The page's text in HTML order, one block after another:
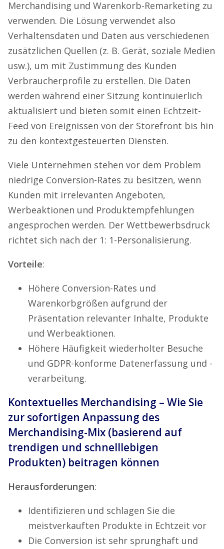
Merchandising und Warenkorb-Remarketing zu
verwenden. Die Lösung verwendet also
Verhaltensdaten und Daten aus verschiedenen
zusätzlichen Quellen (z. B. Gerät, soziale Medien
usw.), um mit Zustimmung des Kunden
Verbraucherprofile zu erstellen. Die Daten
werden während einer Sitzung kontinuierlich
aktualisiert und bieten somit einen Echtzeit-
Feed von Ereignissen von der Storefront bis hin
zu den kontextgesteuerten Diensten.
Viele Unternehmen stehen vor dem Problem
niedrige Conversion-Rates zu besitzen, wenn
Kunden mit irrelevanten Angeboten,
Werbeaktionen und Produktempfehlungen
angesprochen werden. Der Wettbewerbsdruck
richtet sich nach der 1: 1-Personalisierung.
Vorteile:
Höhere Conversion-Rates und
Warenkorbgrößen aufgrund der
Präsentation relevanter Inhalte, Produkte
und Werbeaktionen.
Höhere Häufigkeit wiederholter Besuche
und GDPR-konforme Datenerfassung und -
verarbeitung.
Kontextuelles Merchandising – Wie Sie
zur sofortigen Anpassung des
Merchandising-Mix (basierend auf
trendigen und schnelllebigen
Produkten) beitragen können
Herausforderungen:
Identifizieren und schlagen Sie die
meistverkauften Produkte in Echtzeit vor
Die Conversion ist sehr sprunghaft und